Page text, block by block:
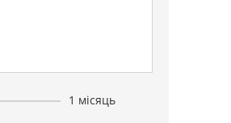
1 місяць